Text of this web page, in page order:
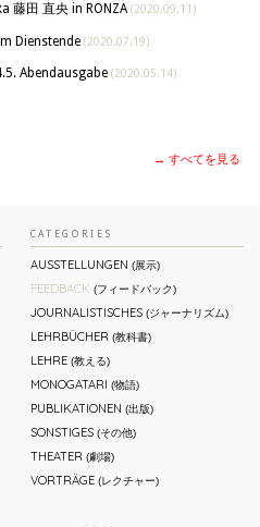
藤田 直央 in RONZA(2020.09.11)
Dienstende (2020.07.19)
Abendausgabe (2020.05.14)
→ すべてを見る
CATEGORIES
AUSSTELLUNGEN (展示)
FEEDBACK (フィードバック)
JOURNALISTISCHES(ジャーナリズム)
LEHRBÜCHER(教科書)
LEHRE(教える)
MONOGATARI (物語)
PUBLIKATIONEN (出版)
SONSTIGES(その他)
THEATER(劇場)
VORTRÄGE(レクチャー)